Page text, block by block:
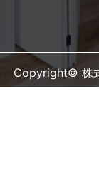
Copyright© 株